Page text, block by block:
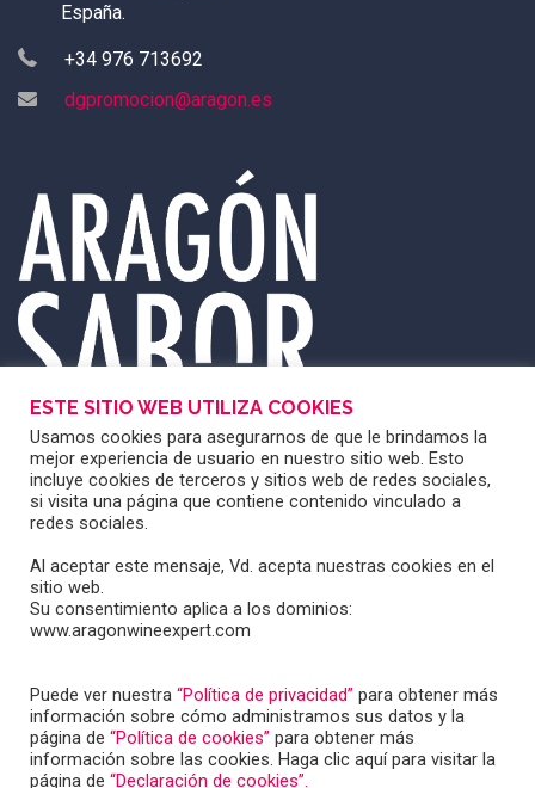
España.
+34 976 713692
dgpromocion@aragon.es
Copyright © 2025 Aragón Wine Expert / Aviso legaly
ESTE SITIO WEB UTILIZA COOKIES
Usamos cookies para asegurarnos de que le brindamos la
mejor experiencia de usuario en nuestro sitio web. Esto
incluye cookies de terceros y sitios web de redes sociales,
si visita una página que contiene contenido vinculado a
redes sociales.
Al aceptar este mensaje, Vd. acepta nuestras cookies en el
sitio web.
Su consentimiento aplica a los dominios:
www.aragonwineexpert.com
Puede ver nuestra “Política de privacidad” para obtener más
información sobre cómo administramos sus datos y la
página de “Política de cookies” para obtener más
información sobre las cookies. Haga clic aquí para visitar la
página de “Declaración de cookies”.